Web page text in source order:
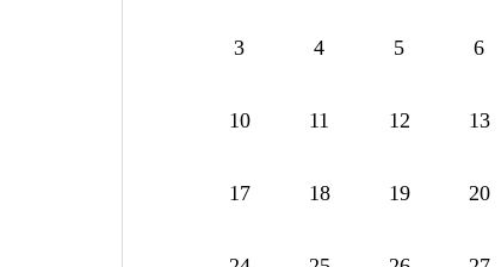
3 4 5 6
10 11 12 13
17 18 19 20